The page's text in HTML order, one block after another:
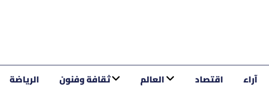
آراء اقتصاد العالم ثقافة وفنون الرياضة